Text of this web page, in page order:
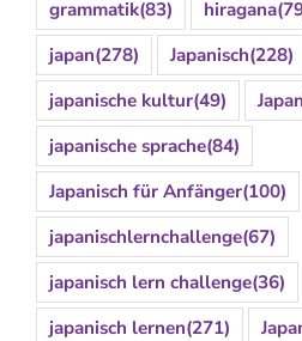
grammatik(83) hiragana
japan(278) Japanisch(228)
japanische kultur(49)
japanische sprache(84)
Japanisch für Anfänger(100)
japanischlernchallenge(67)
japanisch lern challenge(36)
japanisch lernen(271)